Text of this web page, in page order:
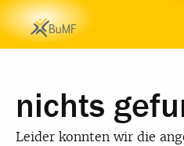
nichts
Leider konnten wir die